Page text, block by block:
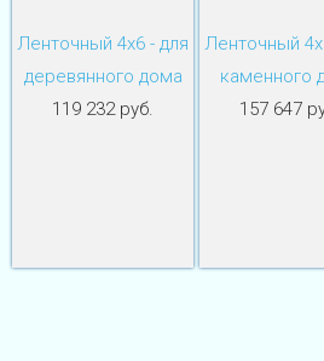
Ленточный 4х6 - для
деревянного дома
119 232 руб.
Ленточный
каменного
157 647